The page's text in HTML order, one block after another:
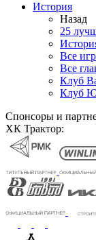
История
Назад
25
Все
Все
Клуб
Клуб
Спонсоры и
ХК Трактор: